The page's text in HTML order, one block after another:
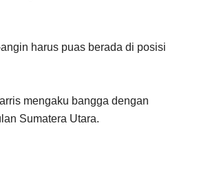
harus puas berada di posisi
mengaku bangga dengan
Sumatera Utara.